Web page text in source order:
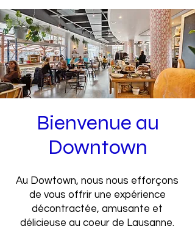
Bienvenue au
Downtown
Au Dowtown, nous nous efforçons
de vous offrir une expérience
décontractée, amusante et
délicieuse au coeur de Lausanne.